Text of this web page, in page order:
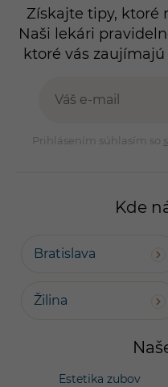
Získajte tipy, ktoré
Naši lekári
ktoré vás
Prihlásením súhlasím so
Kde
Bratislava
Žilina
Estetika zubov